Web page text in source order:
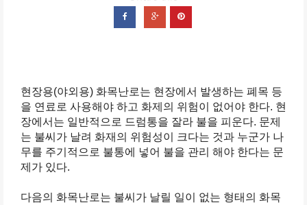
현장용(야외용) 화목난로는 현장에서 발생하는 폐목 등
을 연료로 사용해야 하고 화제의 위험이 없어야 한다. 현
장에서는 일반적으로 드럼통을 잘라 불을 피운다. 문제
는 불씨가 날려 화재의 위험성이 크다는 것과 누군가 나
무를 주기적으로 불통에 넣어 불을 관리 해야 한다는 문
제가 있다.
다음의 화목난로는 불씨가 날릴 일이 없는 형태의 화목